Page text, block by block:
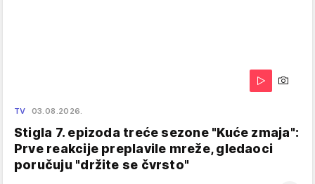
TV 03.08.2026.
Stigla 7. epizoda treće sezone "Kuće zmaja":
Prve reakcije preplavile mreže, gledaoci
poručuju "držite se čvrsto"